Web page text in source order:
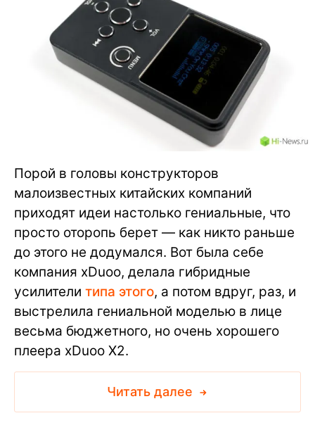
Порой в головы конструкторов
малоизвестных китайских компаний
приходят идеи настолько гениальные, что
просто оторопь берет — как никто раньше
до этого не додумался. Вот была себе
компания xDuoo, делала гибридные
усилители типа этого, а потом вдруг, раз, и
выстрелила гениальной моделью в лице
весьма бюджетного, но очень хорошего
плеера xDuoo X2.
Читать далее